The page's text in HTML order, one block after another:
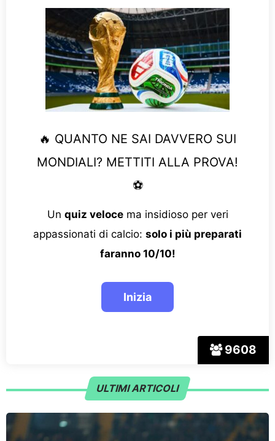
9608
🔥 QUANTO NE SAI DAVVERO SUI
MONDIALI? METTITI ALLA PROVA!
⚽
Un quiz velocema insidioso per veri
appassionati di calcio: solo i più preparati
faranno 10/10!
ULTIMI ARTICOLI